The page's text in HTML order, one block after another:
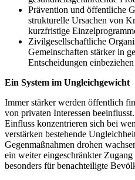
Prävention und öffentliche
strukturelle Ursachen von
kurzfristige
Zivilgesellschaftliche
Gemeinschaften stärker in
Entscheidungen
Ein System im Ungleichgewicht
Immer stärker werden öffentlich
von privaten Interessen
Einfluss konzentrieren sich bei
verstärken bestehende
Gegenmaßnahmen drohen
ein weiter eingeschränkter
besonders für benachteiligte